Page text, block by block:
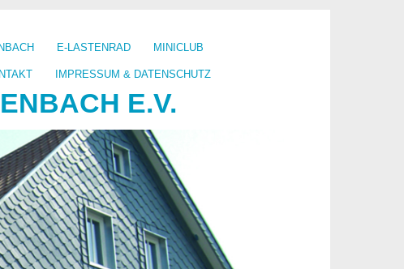
E-LASTENRAD MINICLUB
IMPRESSUM & DATENSCHUTZ
E.V.